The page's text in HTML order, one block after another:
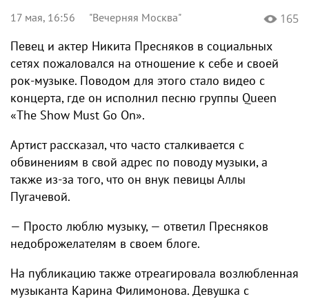
17 мая, 16:56 "Вечерняя Москва" 165
Певец и актер Никита Пресняков в социальных
сетях пожаловался на отношение к себе и своей
рок-музыке. Поводом для этого стало видео с
концерта, где он исполнил песню группы Queen
«The Show Must Go On».
Артист рассказал, что часто сталкивается с
обвинениям в свой адрес по поводу музыки, а
также из-за того, что он внук певицы Аллы
Пугачевой.
— Просто люблю музыку, — ответил Пресняков
недоброжелателям в своем блоге.
На публикацию также отреагировала возлюбленная
музыканта Карина Филимонова. Девушка с